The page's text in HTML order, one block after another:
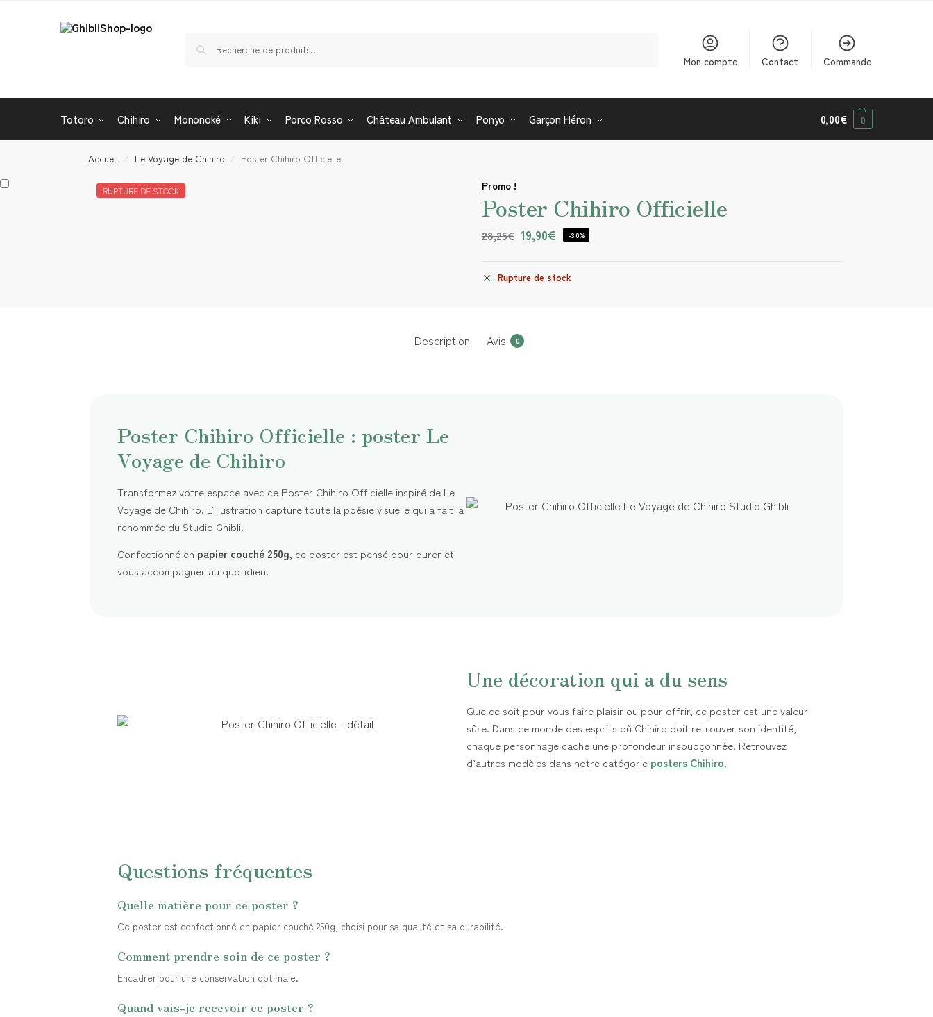
Mon compte Contact Commande
Totoro Chihiro Mononoké Kiki Porco Rosso Château Ambulant Ponyo Garçon Héron 0,00€ 0
Accueil / Le Voyage de Chihiro / Poster Chihiro Officielle
RUPTURE DE STOCK Promo !
Poster Chihiro Officielle
28,25€ 19,90€ -30%
Rupture de stock
Description Avis 0
Poster Chihiro Officielle : poster Le
Voyage de Chihiro
Transformez votre espace avec ce Poster Chihiro Officielle inspiré de Le
Voyage de Chihiro. L’illustration capture toute la poésie visuelle qui a fait la
renommée du Studio Ghibli.
Confectionné en papier couché 250g , ce poster est pensé pour durer et
vous accompagner au quotidien.
Une décoration qui a du sens
Que ce soit pour vous faire plaisir ou pour offrir, ce poster est une valeur
sûre. Dans ce monde des esprits où Chihiro doit retrouver son identité,
chaque personnage cache une profondeur insoupçonnée. Retrouvez
d’autres modèles dans notre catégorie posters Chihiro.
Questions fréquentes
Quelle matière pour ce poster ?
Ce poster est confectionné en papier couché 250g, choisi pour sa qualité et sa durabilité.
Comment prendre soin de ce poster ?
Encadrer pour une conservation optimale.
Quand vais-je recevoir ce poster ?